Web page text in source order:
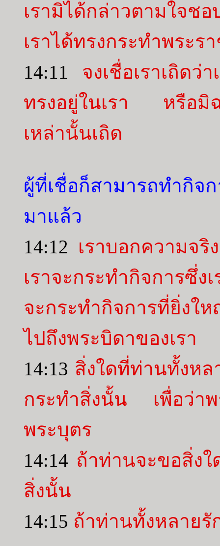
เรามิได้กล่าวตามใจช
เราได้ทรงกระทำพระร
14:11 จงเชื่อเราเถิดว่
ทรงอยู่ในเรา หรือมิฉ
เหล่านั้นเถิด
ผู้ที่เชื่อก็สามารถทำกิจ
มาแล้ว
14:12 เราบอกความจ
เราจะกระทำกิจการซึ่
จะกระทำกิจการที่ยิ่งใ
ไปถึงพระบิดาของเรา
14:13 สิ่งใดที่ท่านทั้งหล
กระทำสิ่งนั้น เพื่อว่าพ
พระบุตร
14:14 ถ้าท่านจะขอสิ่งใ
สิ่งนั้น
14:15 ถ้าท่านทั้งหลายรั